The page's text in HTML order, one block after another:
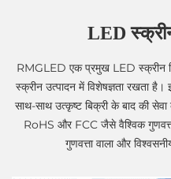
LED
RMGLED एक प्रमुख LED स्क्रीन
स्क्रीन उत्पादन में विशेषज्ञता रखता
साथ-साथ उत्कृष्ट बिक्री के बाद की
RoHS और FCC जैसे वैश्विक
गुणवत्ता वाला और